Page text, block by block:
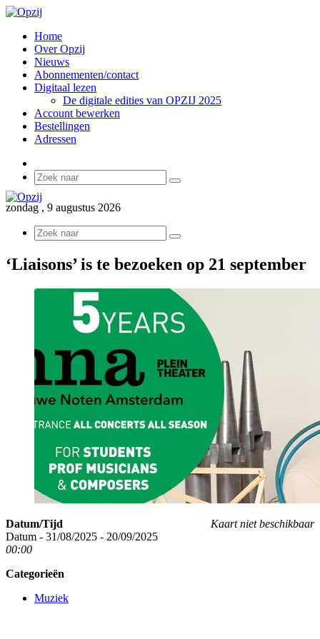
Home
Over Opzij
Nieuws
Abonnementen/contact
Digitaal lezen
De digitale edities van OPZIJ 2025
Account bewerken
Bestellingen
Adressen
Zoek
zondag , 9 augustus 2026
Zoek
‘Liaisons’ is te bezoeken op 21 september
Kaart niet beschikbaar
Datum/Tijd
Datum - 31/08/2025 - 20/09/2025
00:00
Categorieën
Muziek